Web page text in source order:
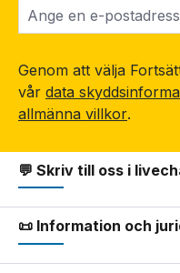
Genom att välja
vår data
allmänna villkor.
💬 Skriv till oss i
📜 Information och